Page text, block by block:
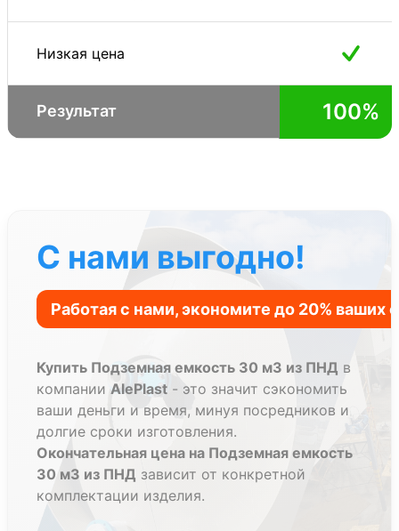
Низкая цена
Результат 100%
С нами выгодно!
Купить Подземная емкость 30 м3 из ПНД в
компании AlePlast - это значит сэкономить
ваши деньги и время, минуя посредников и
долгие сроки изготовления.
Окончательная цена на Подземная емкость
30 м3 из ПНД зависит от конкретной
комплектации изделия.